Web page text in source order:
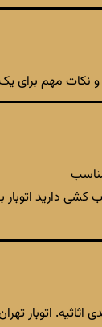
و نکات مهم برای
کشی دارید
اتوبار